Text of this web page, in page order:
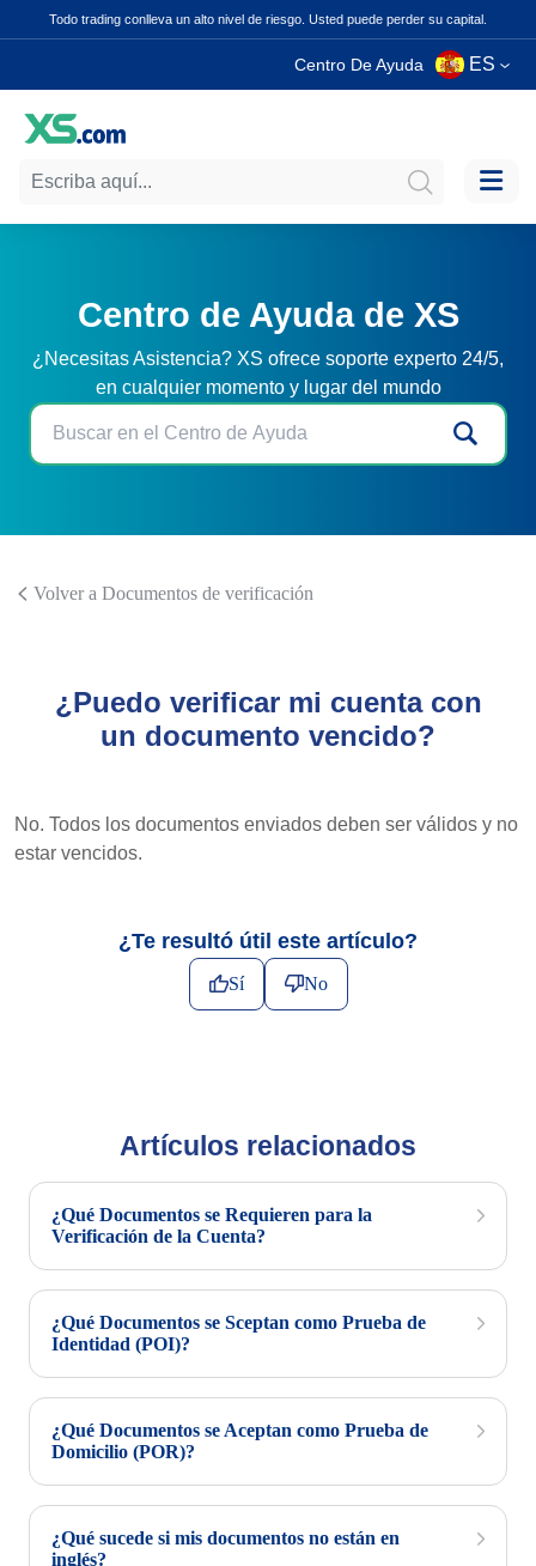
Todo trading conlleva un alto nivel de riesgo. Usted puede perder su capital.
Centro De Ayuda ES
Centro de Ayuda de XS
¿Necesitas Asistencia? XS ofrece soporte experto 24/5,
en cualquier momento y lugar del mundo
Volver a Documentos de verificación
¿Puedo verificar mi cuenta con
un documento vencido?
No. Todos los documentos enviados deben ser válidos y no
estar vencidos.
¿Te resultó útil este artículo?
Sí No
Artículos relacionados
¿Qué Documentos se Requieren para la
Verificación de la Cuenta?
¿Qué Documentos se Sceptan como Prueba de
Identidad (POI)?
¿Qué Documentos se Aceptan como Prueba de
Domicilio (POR)?
¿Qué sucede si mis documentos no están en
inglés?